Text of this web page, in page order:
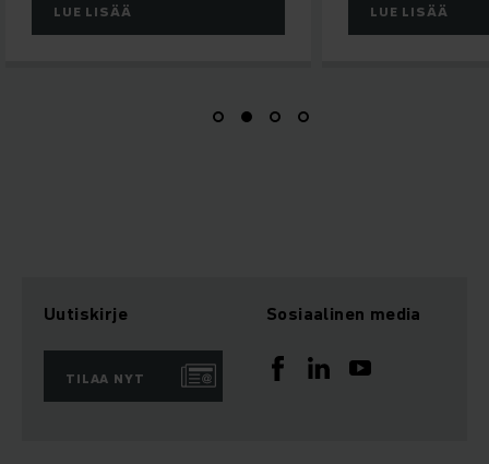
LUE LISÄÄ LUE LISÄÄ
Uutiskirje
TILAA NYT
Sosiaalinen media